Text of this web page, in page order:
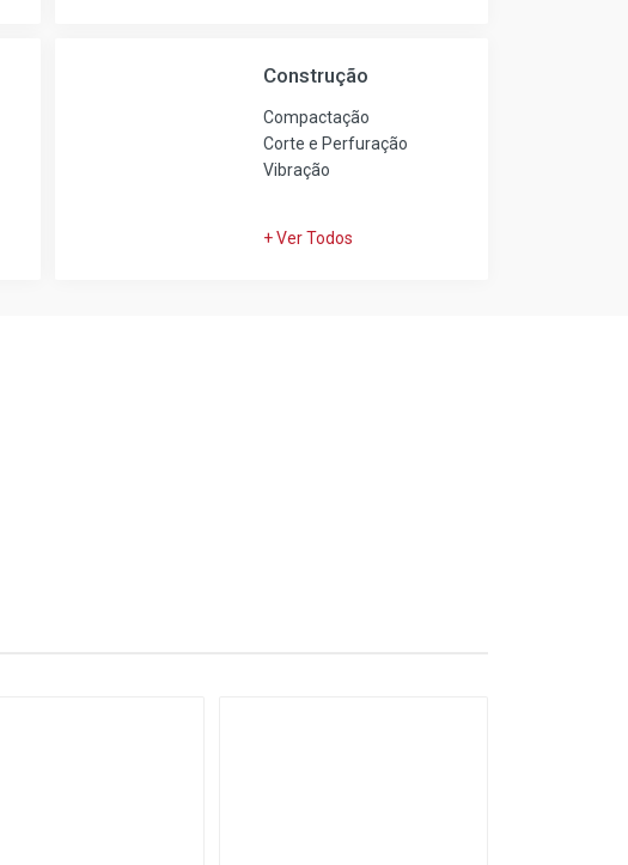
Construção
Compactação
Corte e Perfuração
Vibração
+ Ver Todos